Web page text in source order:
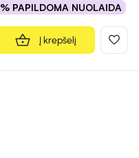
% PAPILDOMA NUOLAIDA
Į krepšelį